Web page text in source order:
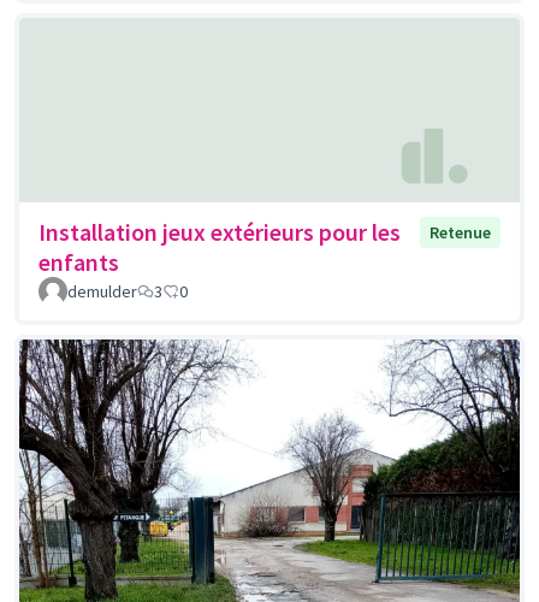
Installation jeux extérieurs pour les
enfants
Retenue
demulder 3 0